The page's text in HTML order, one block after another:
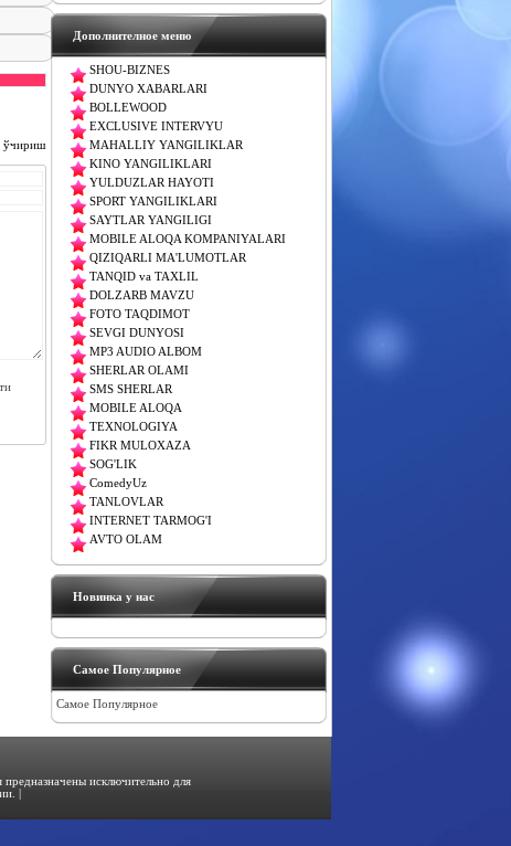
ўчириш
Дополнителное меню
SHOU-BIZNES
DUNYO XABARLARI
BOLLEWOOD
EXCLUSIVE INTERVYU
MAHALLIY YANGILIKLAR
KINO YANGILIKLARI
YULDUZLAR HAYOTI
SPORT YANGILIKLARI
SAYTLAR YANGILIGI
MOBILE ALOQA KOMPANIYALARI
QIZIQARLI MA'LUMOTLAR
TANQID va TAXLIL
DOLZARB MAVZU
FOTO TAQDIMOT
SEVGI DUNYOSI
MP3 AUDIO ALBOM
SHERLAR OLAMI
SMS SHERLAR
MOBILE ALOQA
TEXNOLOGIYA
FIKR MULOXAZA
SOG'LIK
ComedyUz
TANLOVLAR
INTERNET TARMOG'I
AVTO OLAM
Новинка у нас
Самое Популярное
Самое Популярное
предназначены исключительно для
|